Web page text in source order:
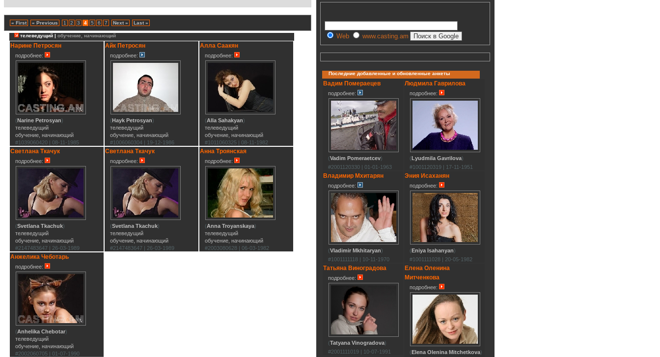
« First « Previous 1 2 3 4 5 6 7 Next » Last »
телеведущий | обучение, начинающий
Нарине Петросян
подробнее:
(Narine Petrosyan)
телеведущий
обучение, начинающий
#1039060420 | 08-11-1985
Айк Петросян
подробнее:
(Hayk Petrosyan)
телеведущий
обучение, начинающий
#1006060304 | 19-12-1986
Алла Саакян
подробнее:
(Alla Sahakyan)
телеведущий
обучение, начинающий
#1011060325 | 08-11-1982
Светлана Ткачук
подробнее:
(Svetlana Tkachuk)
телеведущий
обучение, начинающий
#2147483647 | 26-03-1989
Светлана Ткачук
подробнее:
(Svetlana Tkachuk)
телеведущий
обучение, начинающий
#2147483647 | 26-03-1989
Анна Троянская
подробнее:
(Anna Troyanskaya)
телеведущий
обучение, начинающий
#2003080628 | 06-03-1982
Анжелика Чеботарь
подробнее:
(Anhelika Chebotar)
телеведущий
обучение, начинающий
#2002060705 | 01-07-1990
Web www.casting.am
Последние добавленные и обновленные анкеты
Вадим Помераецев
подробнее:
(Vadim Pomeraetcev)
#2001120330 | 01-01-1963
Людмила Гаврилова
подробнее:
(Lyudmila Gavrilova)
#1001120319 | 17-11-1951
Владимир Мхитарян
подробнее:
(Vladimir Mkhitaryan)
#1001111118 | 10-11-1970
Эния Исаханян
подробнее:
(Eniya Isahanyan)
#1001111028 | 20-05-1982
Татьяна Виноградова
подробнее:
(Tatyana Vinogradova)
#2001111019 | 10-07-1991
Елена Оленина
Митченкова
подробнее:
(Elena Olenina Mitchetkova)